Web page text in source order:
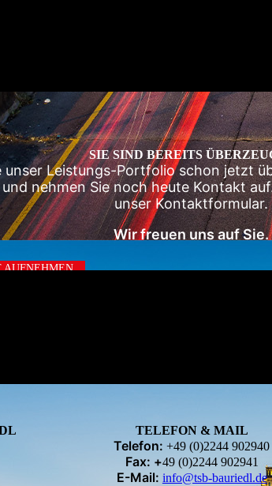
SIE SIND BEREITS
unser Leistungs-Portfolio schon jetzt
nehmen Sie noch heute Kontakt
unser Kontaktformular.
Wir freuen uns auf Sie.
AUFNEHMEN
TELEFON & MAIL
Telefon: +49 (0)2244 902940
Fax: +49 (0)2244 902941
E-Mail: info@tsb-bauriedl.de